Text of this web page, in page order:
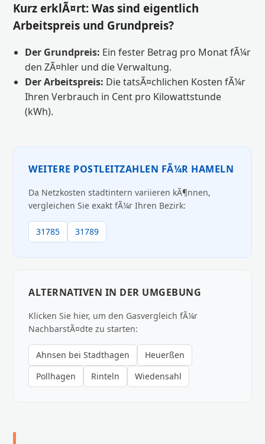
Kurz erklÃ¤rt: Was sind eigentlich
Arbeitspreis und Grundpreis?
Der Grundpreis: Ein fester Betrag pro Monat fÃ¼r
den ZÃ¤hler und die Verwaltung.
Der Arbeitspreis: Die tatsÃ¤chlichen Kosten fÃ¼r
Ihren Verbrauch in Cent pro Kilowattstunde
(kWh).
WEITERE POSTLEITZAHLEN FÃ¼R HAMELN
Da Netzkosten stadtintern variieren kÃ¶nnen,
vergleichen Sie exakt fÃ¼r Ihren Bezirk:
31785 31789
ALTERNATIVEN IN DER UMGEBUNG
Klicken Sie hier, um den Gasvergleich fÃ¼r
NachbarstÃ¤dte zu starten:
Ahnsen bei Stadthagen
Heuerßen
Pollhagen
Rinteln Wiedensahl